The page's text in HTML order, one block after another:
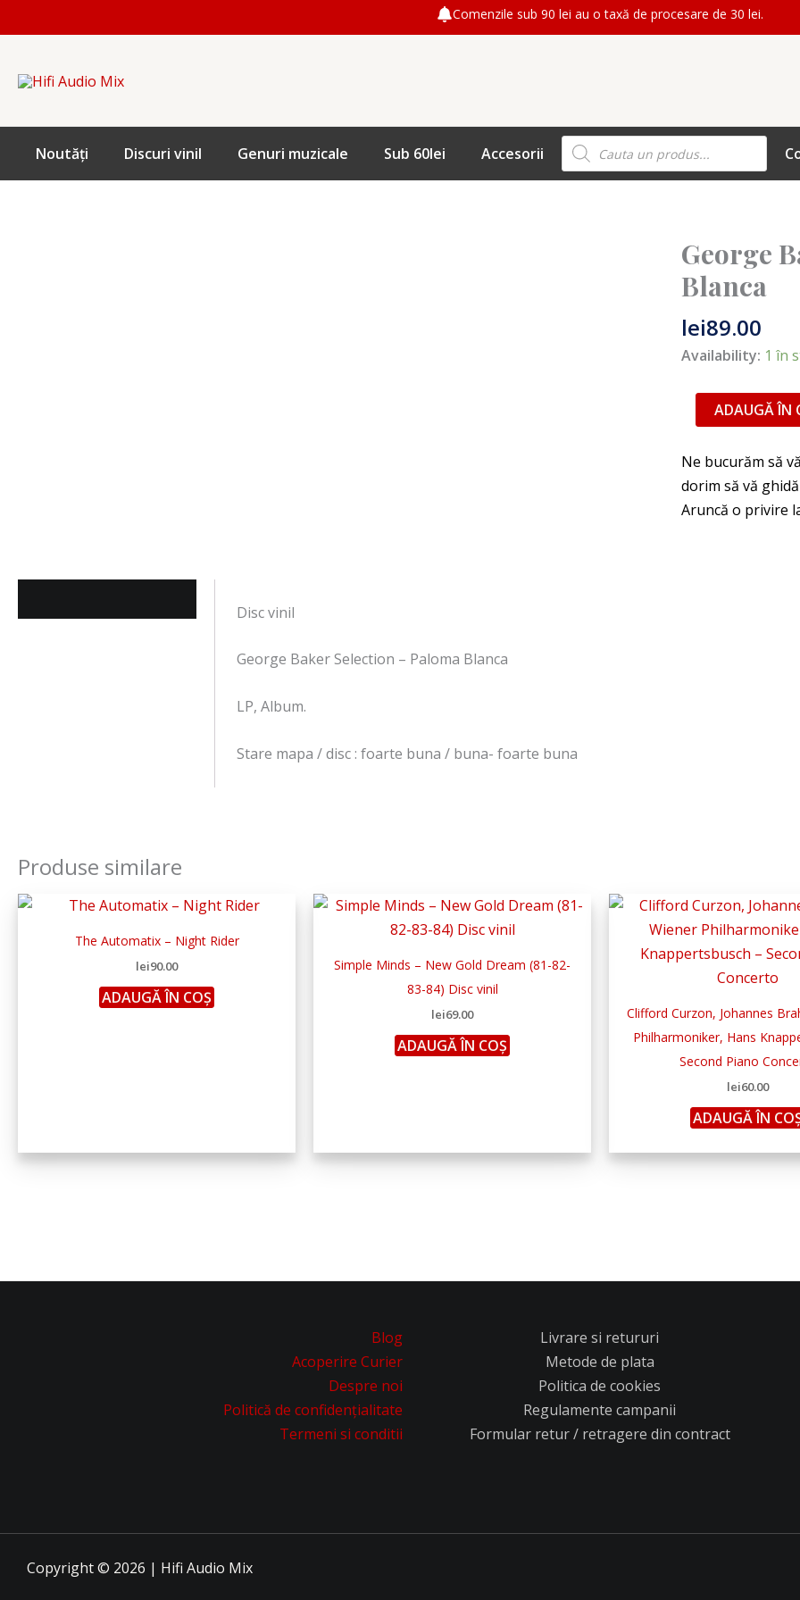
Comenzile sub 90 lei au o taxă de procesare de 30 lei.
to
Noutăți Discuri vinil Genuri muzicale Sub 60lei Accesorii
Products
search
George
Blanca
lei89.00
Availability: 1 în
Cantitate
George
Baker
Selection
Blanca
ADAUGĂ ÎN
Disc vinil
George Baker Selection – Paloma Blanca
LP, Album.
Stare mapa / disc : foarte buna / buna- foarte buna
Produse similare
The Automatix – Night Rider
lei90.00
ADAUGĂ ÎN COȘ
Simple Minds – New Gold Dream (81-82-
83-84) Disc vinil
lei69.00
ADAUGĂ ÎN COȘ
Clifford Curzon, Johannes
Philharmoniker, Hans
Second Piano
lei60.00
ADAUGĂ ÎN
Blog
Acoperire Curier
Despre noi
Politică de confidențialitate
Termeni si conditii
Livrare si retururi
Metode de plata
Politica de cookies
Regulamente campanii
Formular retur / retragere din contract
Copyright © 2026 | Hifi Audio Mix